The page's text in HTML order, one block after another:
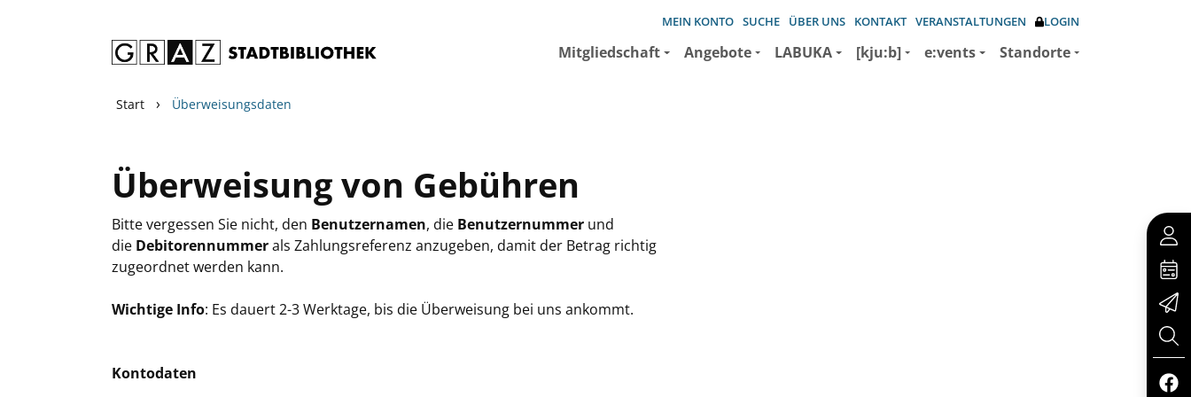
MEIN KONTO SUCHE ÜBER UNS KONTAKT VERANSTALTUNGEN LOGIN
Mitgliedschaft Angebote LABUKA [kju:b] e:vents Standorte
Start › Überweisungsdaten
Überweisung von Gebühren
Bitte vergessen Sie nicht, den Benutzernamen, die Benutzernummer und
die Debitorennummerals Zahlungsreferenz anzugeben, damit der Betrag richtig
zugeordnet werden kann.
Wichtige Info: Es dauert 2-3 Werktage, bis die Überweisung bei uns ankommt.
Kontodaten